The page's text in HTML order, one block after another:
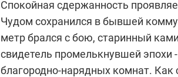
Спокойная сдержанность
Чудом сохранился в бывшей
метр брался с бою, старинный
свидетель промелькнувшей
благородно-нарядных комнат.